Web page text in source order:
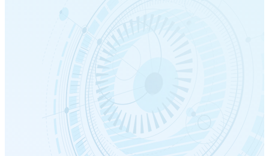
Khám khúc xạ
chuyên sâu